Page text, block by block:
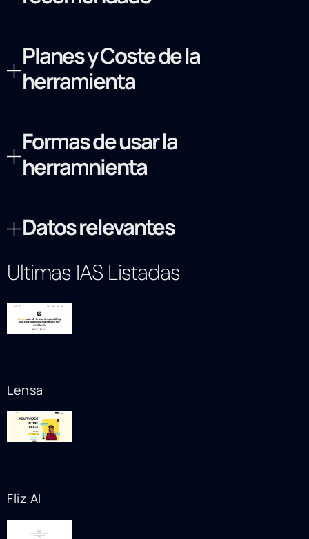
Planes y Coste de la
herramienta
Formas de usar la
herramnienta
Datos relevantes
Ultimas IAS Listadas
Lensa
Fliz AI